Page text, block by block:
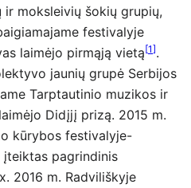
moksleivių šokių grupių,
festivalyje
laimėjo pirmąją vietą[1].
jaunių grupė Serbijos
Tarptautinio muzikos ir
Didįjį prizą. 2015 m.
kūrybos festivalyje-
įteiktas pagrindinis
2016 m. Radviliškyje